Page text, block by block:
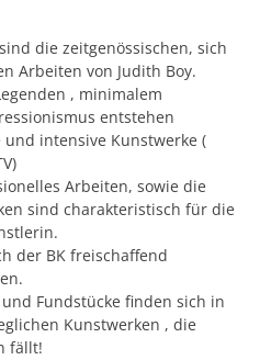
die zeitgenössischen, sich
Arbeiten von Judith Boy.
, minimalem
entstehen
intensive Kunstwerke (
Arbeiten, sowie die
sind charakteristisch für die
der BK freischaffend
Fundstücke finden sich in
Kunstwerken , die
fällt!